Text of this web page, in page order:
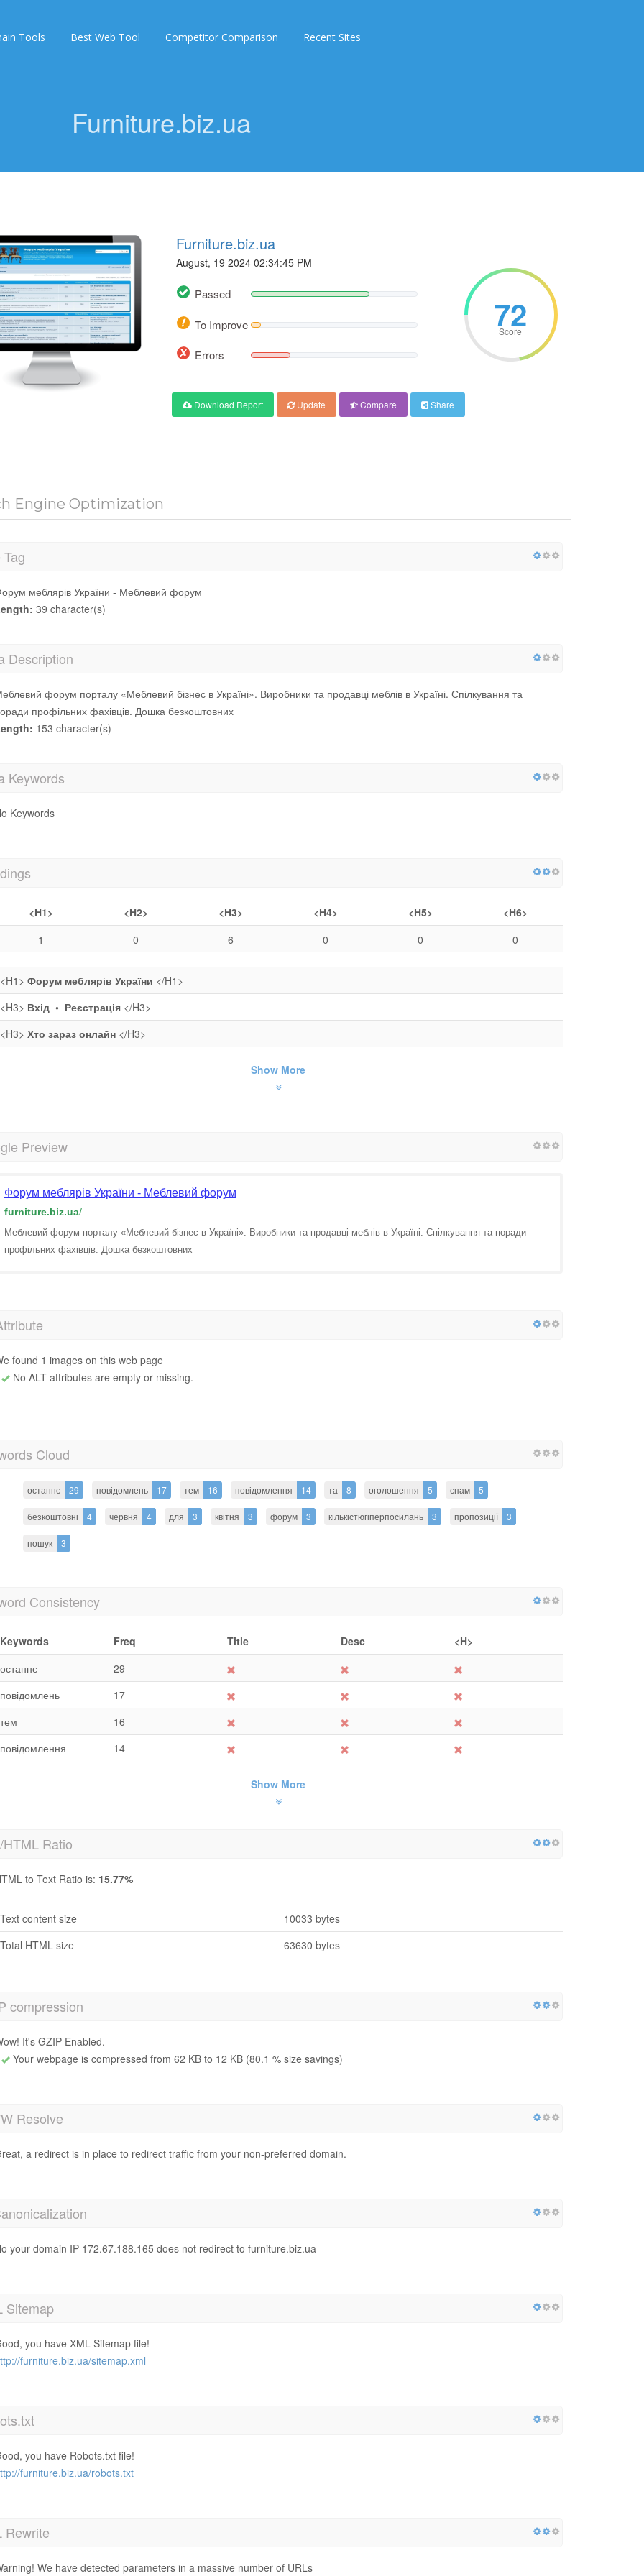
Tools Best Web Tool Competitor Comparison Recent Sites
Furniture.biz.ua
Furniture.biz.ua
August, 19 2024 02:34:45 PM
Passed
To Improve
Errors
72
Score
Download Report Update Compare Share
Engine Optimization
меблярів України - Меблевий форум
39 character(s)
Description
форум порталу «Меблевий бізнес в Україні». Виробники та продавці меблів в Україні. Спілкування та
профільних фахівців. Дошка безкоштовних
153 character(s)
Keywords
Keywords
<H1> <H2> <H3> <H4> <H5>
<H6>
1
0 6 0 0 0
<H1> Форум меблярів України </H1>
<H3> Вхід • Реєстрація</H3>
<H3> Хто зараз онлайн</H3>
Show More
Preview
Форум меблярів України - Меблевий форум
furniture.biz.ua/
Меблевий форум порталу «Меблевий бізнес в Україні». Виробники та продавці меблів в Україні. Спілкування та поради
профільних фахівців. Дошка безкоштовних
found 1 images on this web page
No ALT attributes are empty or missing.
Cloud
останнє 29 повідомлень 17 тем 16 повідомлення 14 та 8 оголошення 5 спам 5
безкоштовні 4 червня 4 для 3 квітня 3 форум 3 кількістюгіперпосилань 3 пропозиції 3
пошук 3
Consistency
Keywords Freq Title Desc
<H>
останнє
29
повідомлень
17
тем
16
повідомлення
14
Show More
HTML Ratio
to Text Ratio is: 15.77%
Text content size
10033 bytes
Total HTML size
63630 bytes
compression
It's GZIP Enabled.
Your webpage is compressed from 62 KB to 12 KB (80.1 % size savings)
Resolve
a redirect is in place to redirect traffic from your non-preferred domain.
your domain IP 172.67.188.165 does not redirect to furniture.biz.ua
Sitemap
you have XML Sitemap file!
furniture.biz.ua/sitemap.xml
you have Robots.txt file!
furniture.biz.ua/robots.txt
Rewrite
We have detected parameters in a massive number of URLs